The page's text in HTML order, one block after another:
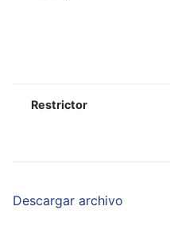
Restrictor
Descargar archivo